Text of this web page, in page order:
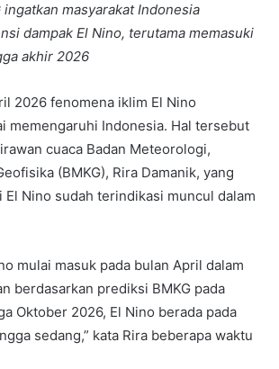
ingatkan masyarakat Indonesia
dampak El Nino, terutama memasuki
akhir 2026
2026 fenomena iklim El Nino
memengaruhi Indonesia. Hal tersebut
cuaca Badan Meteorologi,
(BMKG), Rira Damanik, yang
Nino sudah terindikasi muncul dalam
mulai masuk pada bulan April dalam
berdasarkan prediksi BMKG pada
Oktober 2026, El Nino berada pada
sedang,” kata Rira beberapa waktu